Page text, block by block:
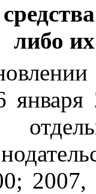
либо